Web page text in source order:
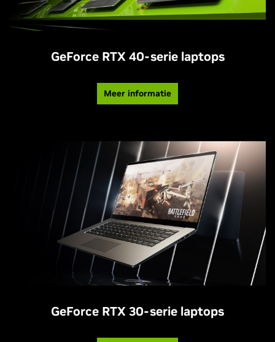
GeForce RTX 40-serie laptops
Meer informatie
GeForce RTX 30-serie laptops